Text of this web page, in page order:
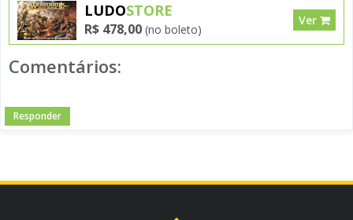
LUDOSTORE
R$ 478,00 (no boleto)
Ver
Comentários:
Responder